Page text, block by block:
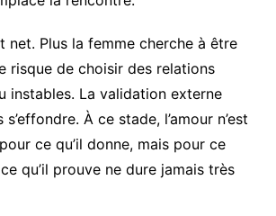
net. Plus la femme cherche à être
risque de choisir des relations
instables. La validation externe
À ce stade, l’amour n’est
ce qu’il donne, mais pour ce
qu’il prouve ne dure jamais très